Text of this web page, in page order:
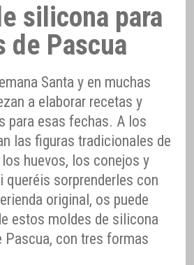
silicona para
de Pascua
Santa y en muchas
a elaborar recetas y
para esas fechas. A los
las figuras tradicionales de
huevos, los conejos y
queréis sorprenderles con
original, os puede
estos moldes de silicona
Pascua, con tres formas